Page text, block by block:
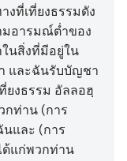
งที่เที่ยงธรรมดัง
มอารมณ์ต่ำของ
ในสิ่งที่มีอยู่ใน
และฉันรับบัญชา
ยงธรรม อัลลอฮฺ
กท่าน (การ
นและ (การ
ด้แก่พวกท่าน